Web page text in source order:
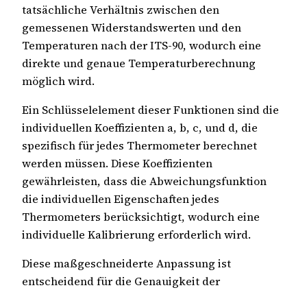
tatsächliche Verhältnis zwischen den
gemessenen Widerstandswerten und den
Temperaturen nach der ITS-90, wodurch eine
direkte und genaue Temperaturberechnung
möglich wird.
Ein Schlüsselelement dieser Funktionen sind die
individuellen Koeffizienten a, b, c, und d, die
spezifisch für jedes Thermometer berechnet
werden müssen. Diese Koeffizienten
gewährleisten, dass die Abweichungsfunktion
die individuellen Eigenschaften jedes
Thermometers berücksichtigt, wodurch eine
individuelle Kalibrierung erforderlich wird.
Diese maßgeschneiderte Anpassung ist
entscheidend für die Genauigkeit der